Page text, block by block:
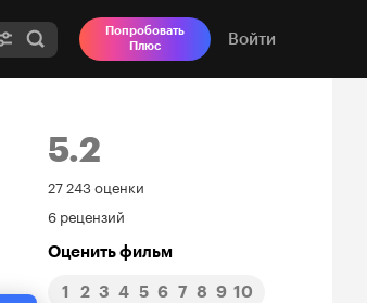
Попробовать
Плюс
Войти
5.2
Рейтинг
Кинопоиска
5.2
27 243 оценки
6 рецензий
Оценить фильм
1 2 3 4 5 6 7 8 9 10